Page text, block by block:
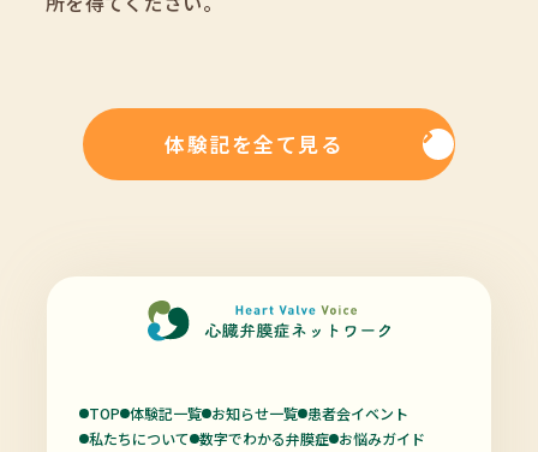
体験記を全て見る
TOP 体験記一覧 お知らせ一覧 患者会イベント
私たちについて 数字でわかる弁膜症 お悩みガイド